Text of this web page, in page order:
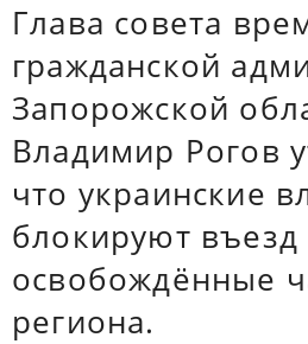
Глава совета
гражданской
Запорожской
Владимир Рогов
что украинские
блокируют въезд
освобождённые
региона.